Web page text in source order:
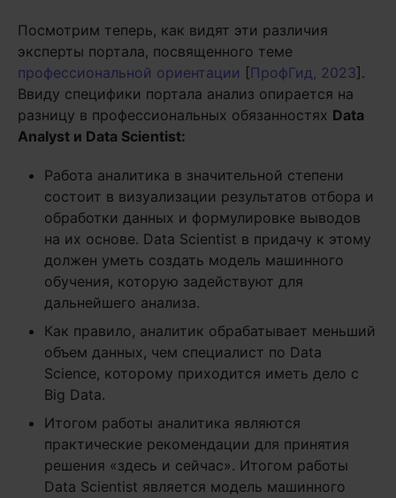
Посмотрим теперь, как видят эти различия
эксперты портала, посвященного теме
профессиональной ориентации [ПрофГид, 2023].
Ввиду специфики портала анализ опирается на
разницу в профессиональных обязанностях Data
Analyst и Data Scientist:
Работа аналитика в значительной степени
состоит в визуализации результатов отбора и
обработки данных и формулировке выводов
на их основе. Data Scientist в придачу к этому
должен уметь создать модель машинного
обучения, которую задействуют для
дальнейшего анализа.
Как правило, аналитик обрабатывает меньший
объем данных, чем специалист по Data
Science, которому приходится иметь дело с
Big Data.
Итогом работы аналитика являются
практические рекомендации для принятия
решения «здесь и сейчас». Итогом работы
Data Scientist является модель машинного